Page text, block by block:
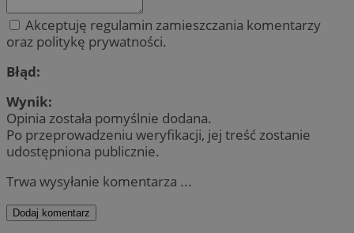
Akceptuję regulamin zamieszczania komentarzy
oraz politykę prywatności.
Błąd:
Wynik:
Opinia została pomyślnie dodana.
Po przeprowadzeniu weryfikacji, jej treść zostanie
udostępniona publicznie.
Trwa wysyłanie komentarza ...
Dodaj komentarz